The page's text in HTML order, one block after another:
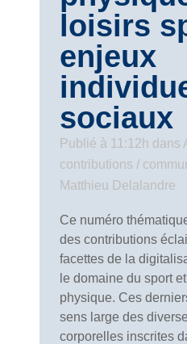
loisirs
enjeux
sociaux
Publié à 11:12h dans
contributions /
Matthieu Delalandre
Ce numéro
des contributions
facettes de la
le domaine du sport
physique. Ces
sens large des
corporelles inscrites